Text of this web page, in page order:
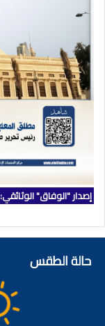
إصدار "الوفاق"
حالة الطقس